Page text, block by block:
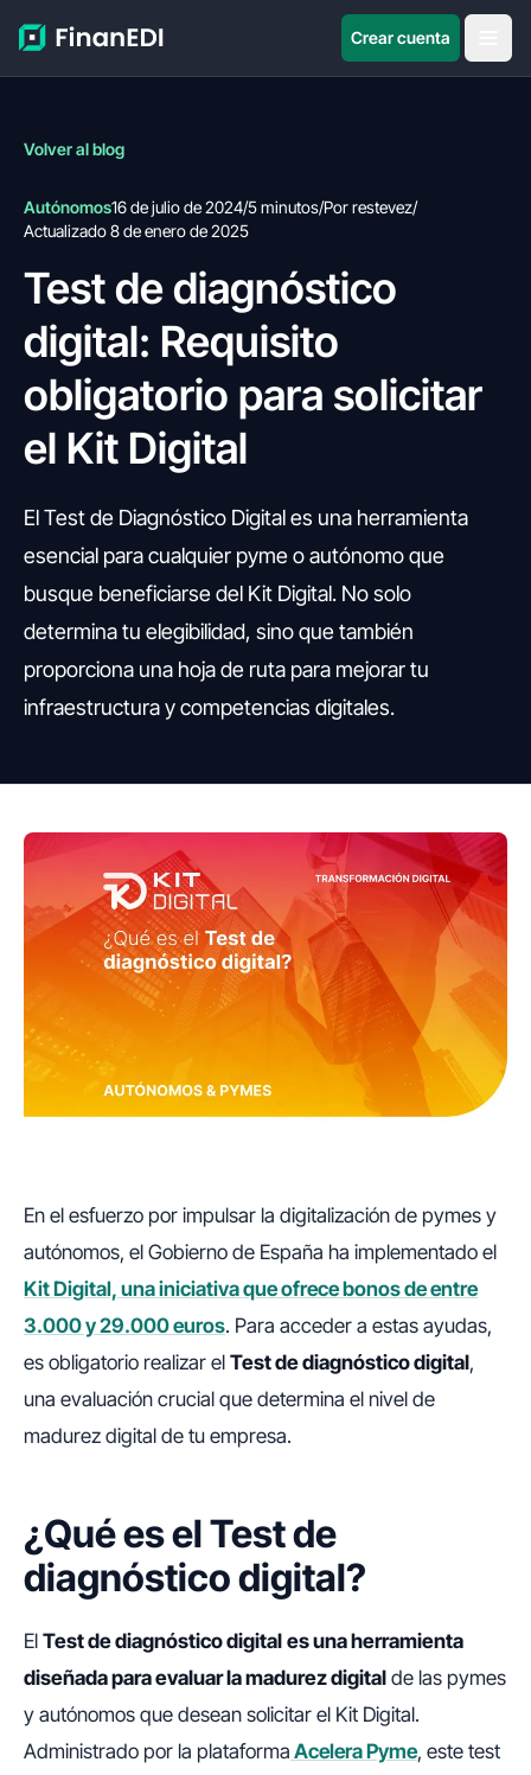
Crear cuenta
Volver al blog
Autónomos16 de julio de 2024/5 minutos/Por restevez/
Actualizado 8 de enero de 2025
Test de diagnóstico
digital: Requisito
obligatorio para solicitar
el Kit Digital
El Test de Diagnóstico Digital es una herramienta
esencial para cualquier pyme o autónomo que
busque beneficiarse del Kit Digital. No solo
determina tu elegibilidad, sino que también
proporciona una hoja de ruta para mejorar tu
infraestructura y competencias digitales.
En el esfuerzo por impulsar la digitalización de pymes y
autónomos, el Gobierno de España ha implementado el
Kit Digital, una iniciativa que ofrece bonos de entre
3.000 y 29.000 euros. Para acceder a estas ayudas,
es obligatorio realizar el Test de diagnóstico digital,
una evaluación crucial que determina el nivel de
madurez digital de tu empresa.
¿Qué es el Test de
diagnóstico digital?
El Test de diagnóstico digital es una herramienta
diseñada para evaluar la madurez digital de las pymes
y autónomos que desean solicitar el Kit Digital.
Administrado por la plataforma Acelera Pyme, este test